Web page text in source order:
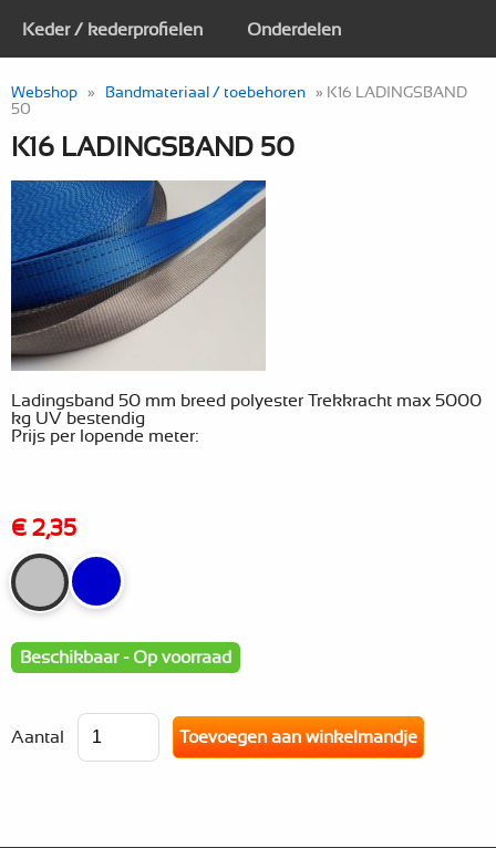
Keder / kederprofielen Onderdelen
Webshop » Bandmateriaal / toebehoren » K16 LADINGSBAND
50
K16 LADINGSBAND 50
Ladingsband 50 mm breed polyester Trekkracht max 5000
kg UV bestendig
Prijs per lopende meter:
€ 2,35
Beschikbaar - Op voorraad
Aantal